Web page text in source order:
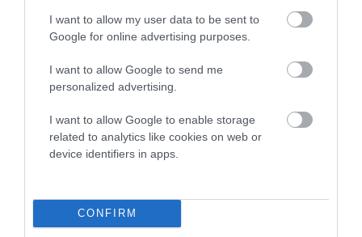
I want to allow my user data to be sent to
Google for online advertising purposes.
I want to allow Google to send me
personalized advertising.
I want to allow Google to enable storage
related to analytics like cookies on web or
device identifiers in apps.
CONFIRM
Αποθήκευσε το όνομά μου, email, και τον ιστότοπο μου σε
αυτόν τον πλοηγό για την επόμενη φορά που θα σχολιάσω.